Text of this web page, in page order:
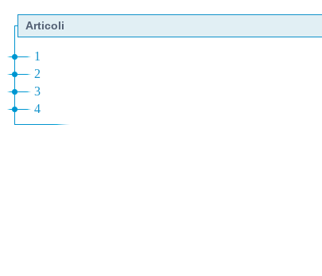
Articoli
1
2
3
4